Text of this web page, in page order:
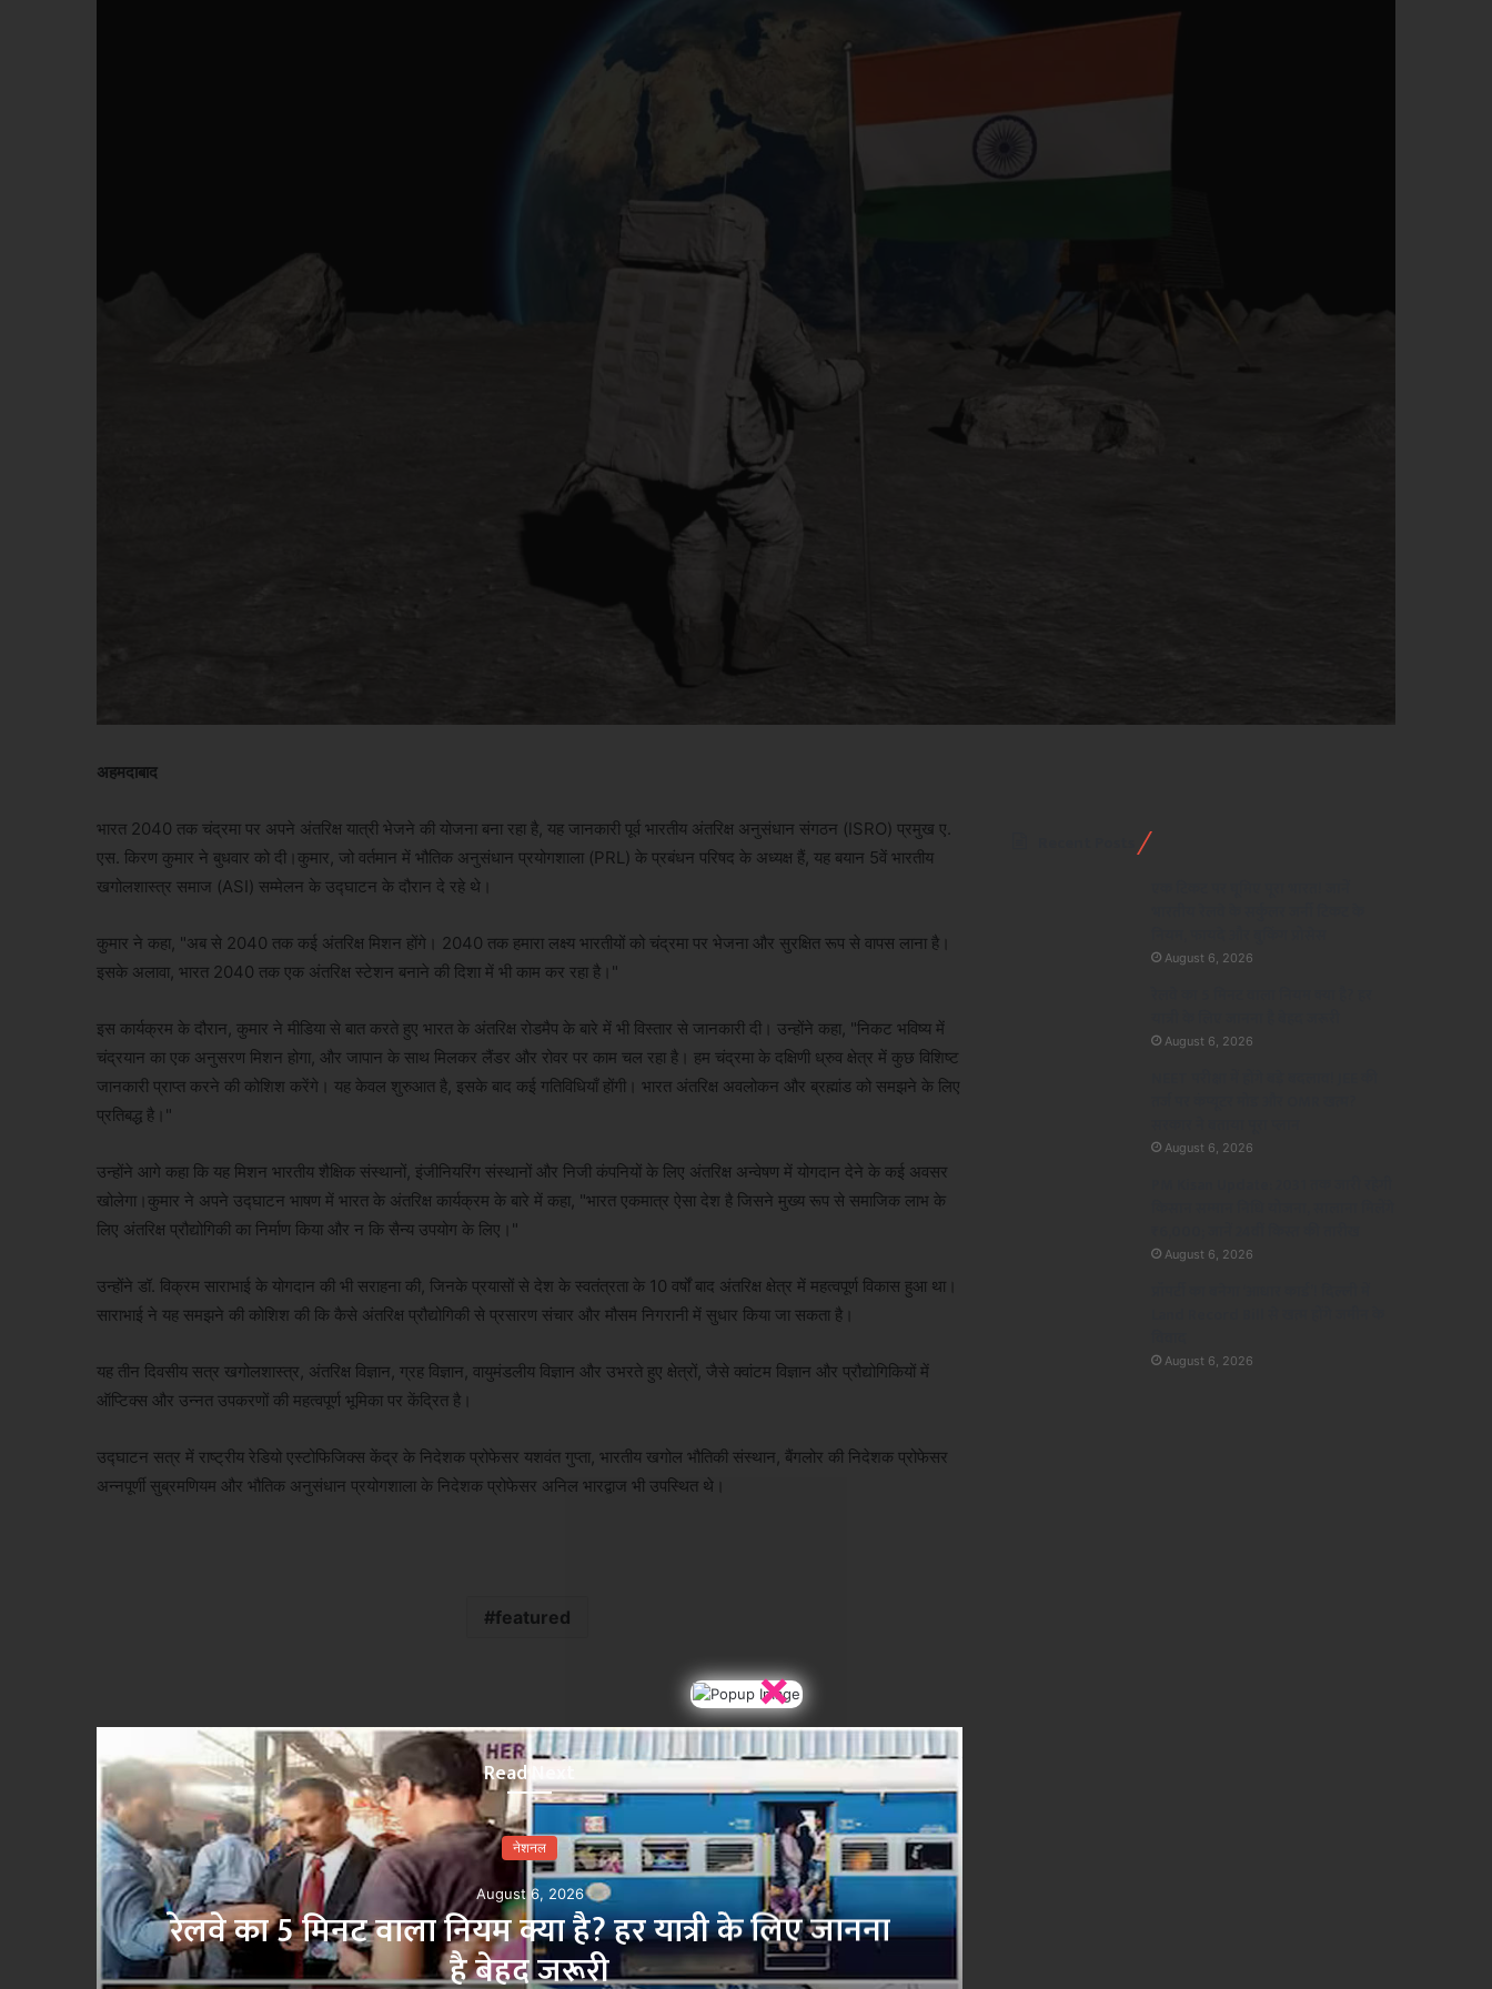
अहमदाबाद
भारत 2040 तक चंद्रमा पर अपने अंतरिक्ष यात्री भेजने की योजना बना रहा है, यह जानकारी पूर्व भारतीय अंतरिक्ष अनुसंधान संगठन (ISRO) प्रमुख ए.
एस. किरण कुमार ने बुधवार को दी।कुमार, जो वर्तमान में भौतिक अनुसंधान प्रयोगशाला (PRL) के प्रबंधन परिषद के अध्यक्ष हैं, यह बयान 5वें भारतीय
खगोलशास्त्र समाज (ASI) सम्मेलन के उद्घाटन के दौरान दे रहे थे।
कुमार ने कहा, "अब से 2040 तक कई अंतरिक्ष मिशन होंगे। 2040 तक हमारा लक्ष्य भारतीयों को चंद्रमा पर भेजना और सुरक्षित रूप से वापस लाना है।
इसके अलावा, भारत 2040 तक एक अंतरिक्ष स्टेशन बनाने की दिशा में भी काम कर रहा है।"
इस कार्यक्रम के दौरान, कुमार ने मीडिया से बात करते हुए भारत के अंतरिक्ष रोडमैप के बारे में भी विस्तार से जानकारी दी। उन्होंने कहा, "निकट भविष्य में
चंद्रयान का एक अनुसरण मिशन होगा, और जापान के साथ मिलकर लैंडर और रोवर पर काम चल रहा है। हम चंद्रमा के दक्षिणी ध्रुव क्षेत्र में कुछ विशिष्ट
जानकारी प्राप्त करने की कोशिश करेंगे। यह केवल शुरुआत है, इसके बाद कई गतिविधियाँ होंगी। भारत अंतरिक्ष अवलोकन और ब्रह्मांड को समझने के लिए
प्रतिबद्ध है।"
उन्होंने आगे कहा कि यह मिशन भारतीय शैक्षिक संस्थानों, इंजीनियरिंग संस्थानों और निजी कंपनियों के लिए अंतरिक्ष अन्वेषण में योगदान देने के कई अवसर
खोलेगा।कुमार ने अपने उद्घाटन भाषण में भारत के अंतरिक्ष कार्यक्रम के बारे में कहा, "भारत एकमात्र ऐसा देश है जिसने मुख्य रूप से समाजिक लाभ के
लिए अंतरिक्ष प्रौद्योगिकी का निर्माण किया और न कि सैन्य उपयोग के लिए।"
उन्होंने डॉ. विक्रम साराभाई के योगदान की भी सराहना की, जिनके प्रयासों से देश के स्वतंत्रता के 10 वर्षों बाद अंतरिक्ष क्षेत्र में महत्वपूर्ण विकास हुआ था।
साराभाई ने यह समझने की कोशिश की कि कैसे अंतरिक्ष प्रौद्योगिकी से प्रसारण संचार और मौसम निगरानी में सुधार किया जा सकता है।
यह तीन दिवसीय सत्र खगोलशास्त्र, अंतरिक्ष विज्ञान, ग्रह विज्ञान, वायुमंडलीय विज्ञान और उभरते हुए क्षेत्रों, जैसे क्वांटम विज्ञान और प्रौद्योगिकियों में
ऑप्टिक्स और उन्नत उपकरणों की महत्वपूर्ण भूमिका पर केंद्रित है।
उद्घाटन सत्र में राष्ट्रीय रेडियो एस्टोफिजिक्स केंद्र के निदेशक प्रोफेसर यशवंत गुप्ता, भारतीय खगोल भौतिकी संस्थान, बैंगलोर की निदेशक प्रोफेसर
अन्नपूर्णी सुब्रमणियम और भौतिक अनुसंधान प्रयोगशाला के निदेशक प्रोफेसर अनिल भारद्वाज भी उपस्थित थे।
featured
Read Next
के लिए जानना
नेशनल
NEET परीक्षा में होंगे बड़े बदलाव! JEE की तर्ज पर कंप्यूटर मोड
और OMR खत्म? सरकार ने बताया पूरा प्लान
×
August 6, 2026
August 6, 2026
August 6, 2026
August 6, 2026
August 6, 2026